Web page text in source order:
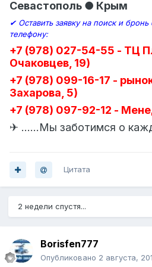
Севастополь ● Крым
✔ Оставить заявку на поиск и
телефону:
+7 (978) 027-54-55 - ТЦ
Очаковцев, 19)
+7 (978) 099-16-17 -
Захарова, 5)
+7 (978) 097-92-12 -
✈ ......Мы заботимся о
Цитата
2 недели спустя...
Borisfen777
Опубликовано 2 августа,